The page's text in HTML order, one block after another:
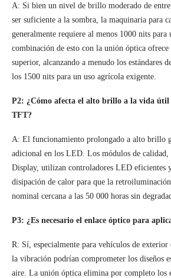
A: Si bien un nivel de brillo moderado de
ser suficiente a la sombra, la maquinaria para
generalmente requiere al menos 1000 nits
combinación de esto con la unión óptica
superior, alcanzando a menudo los estándares
los 1500 nits para un uso agrícola exigente.
P2: ¿Cómo afecta el alto brillo a la vida
TFT?
A: El funcionamiento prolongado a alto brillo
adicional en los LED. Los módulos de calidad,
Display, utilizan controladores LED eficientes y
disipación de calor para que la
nominal cercana a las 50 000 horas sin
P3: ¿Es necesario el enlace óptico para
R: Sí, especialmente para vehículos de exterior
la vibración podrían comprometer los diseños
aire. La unión óptica elimina por completo los